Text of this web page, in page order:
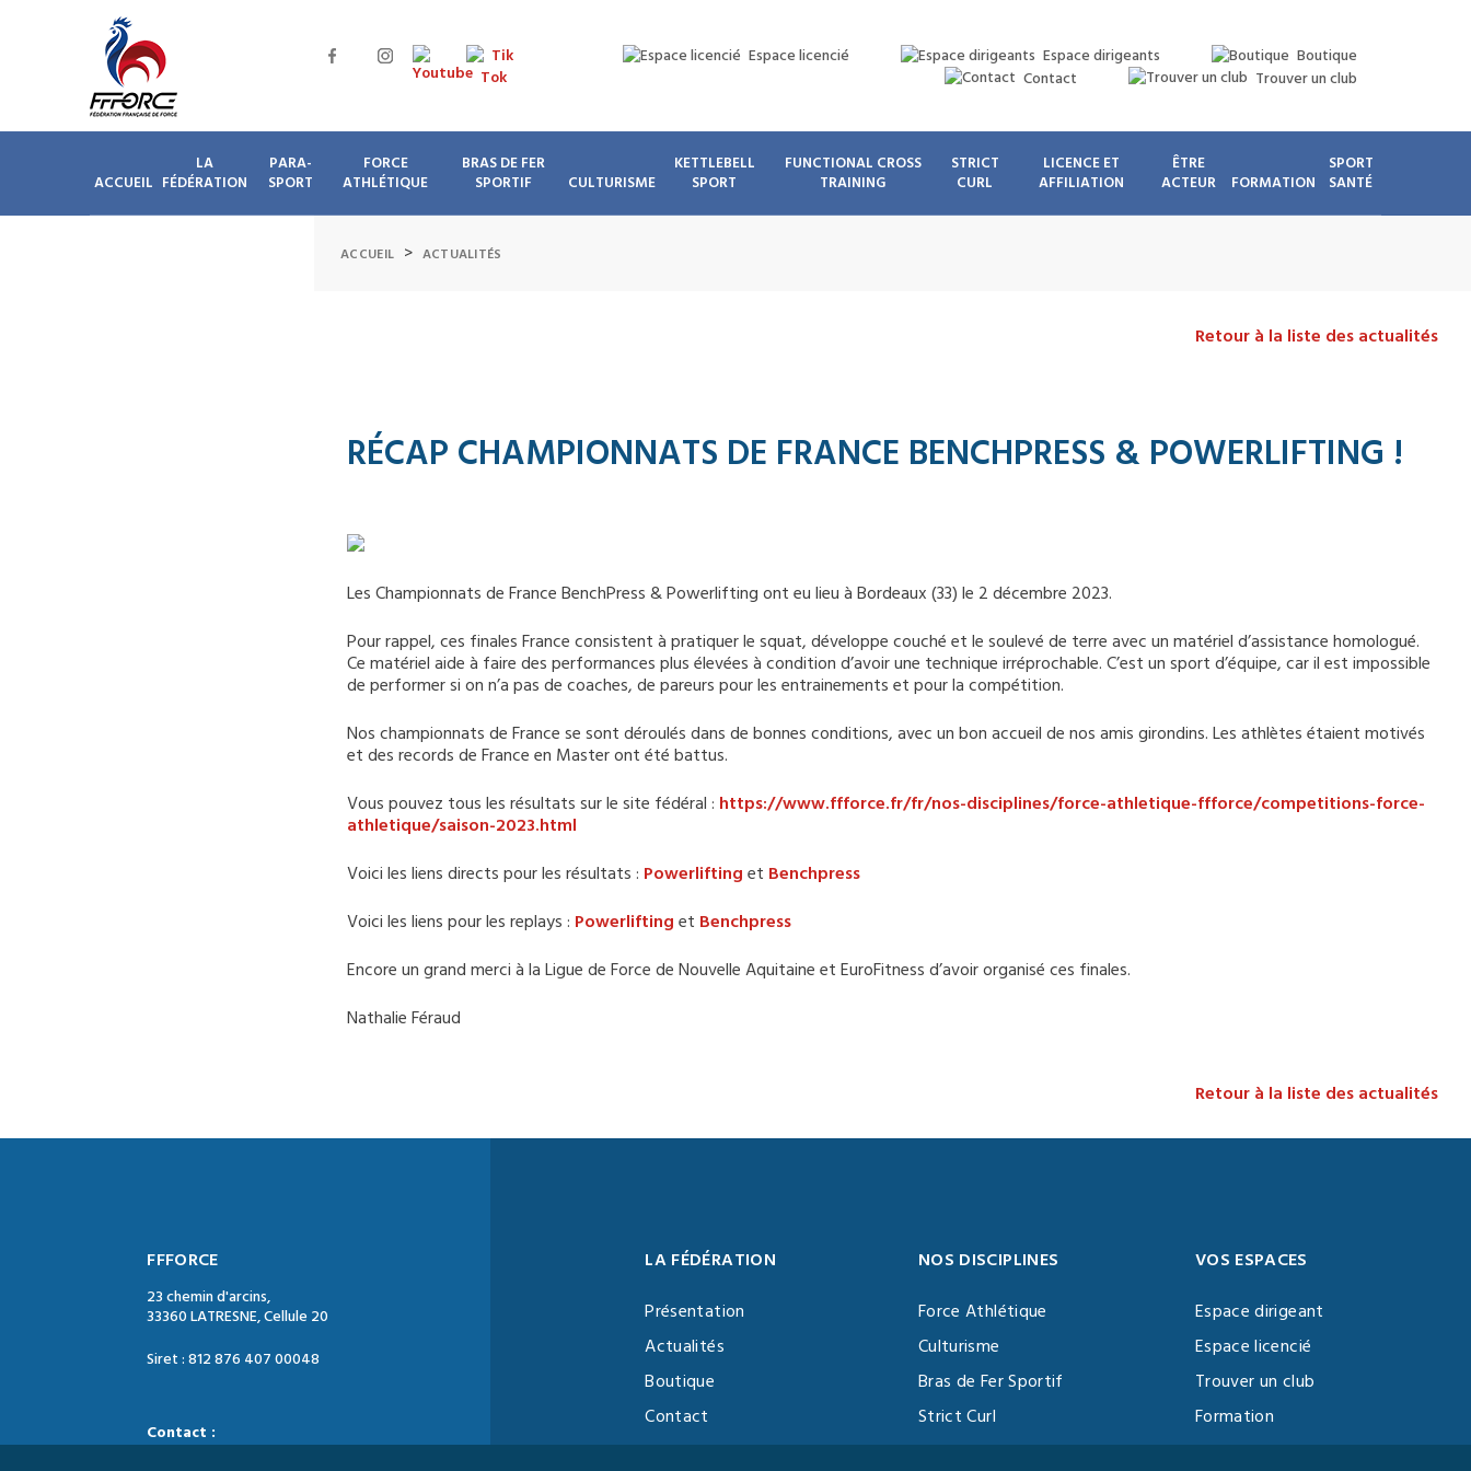
Espace licencié Espace dirigeants
Boutique
Contact
Trouver un club
ACCUEIL
LA
FÉDÉRATION
PARA-
SPORT
FORCE
ATHLÉTIQUE
BRAS DE FER
SPORTIF
CULTURISME
KETTLEBELL
SPORT
FUNCTIONAL CROSS
TRAINING
STRICT
CURL
LICENCE ET
AFFILIATION
ÊTRE
ACTEUR
FORMATION
SPORT
SANTÉ
ACCUEIL > ACTUALITÉS
Retour à la liste des actualités
RÉCAP CHAMPIONNATS DE FRANCE BENCHPRESS & POWERLIFTING !
Les Championnats de France BenchPress & Powerlifting ont eu lieu à Bordeaux (33) le 2 décembre 2023.
Pour rappel, ces finales France consistent à pratiquer le squat, développe couché et le soulevé de terre avec un matériel d’assistance homologué.
Ce matériel aide à faire des performances plus élevées à condition d’avoir une technique irréprochable. C’est un sport d’équipe, car il est impossible
de performer si on n’a pas de coaches, de pareurs pour les entrainements et pour la compétition.
Nos championnats de France se sont déroulés dans de bonnes conditions, avec un bon accueil de nos amis girondins. Les athlètes étaient motivés
et des records de France en Master ont été battus.
Vous pouvez tous les résultats sur le site fédéral : https://www.ffforce.fr/fr/nos-disciplines/force-athletique-ffforce/competitions-force-
athletique/saison-2023.html
Voici les liens directs pour les résultats : Powerlifting et Benchpress
Voici les liens pour les replays : Powerlifting et Benchpress
Encore un grand merci à la Ligue de Force de Nouvelle Aquitaine et EuroFitness d’avoir organisé ces finales.
Nathalie Féraud
Retour à la liste des actualités
FFFORCE
23 chemin d'arcins,
33360 LATRESNE, Cellule 20
Siret : 812 876 407 00048
Contact :
LA FÉDÉRATION
Présentation
Actualités
Boutique
Contact
Vidéothèque
NOS DISCIPLINES
Force Athlétique
Culturisme
Bras de Fer Sportif
Strict Curl
Functional Training
VOS ESPACES
Espace dirigeant
Espace licencié
Trouver un club
Formation